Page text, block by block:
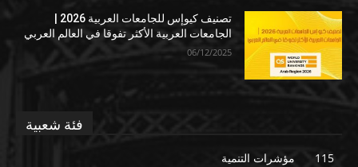
الجامعات العربية الأكثر تفوقا في العالم العربي
06/12/2025
فئة شعبية
مؤشرات التنمية
115